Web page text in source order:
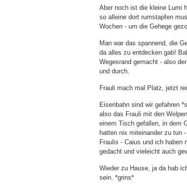
Aber noch ist die kleine Lumi
so alleine dort rumstapfen
Wochen - um die Gehege
Man war das spannend, die
da alles zu entdecken gab!
Wegesrand gemacht - also
und durch.
Frauli mach mal Platz, jetzt
Eisenbahn sind wir gefahren
also das Frauli mit den
einem Tisch gefallen, in dem
hatten nix miteinander zu tun
Fraulis - Caius und ich haben
gedacht und vieleicht auch
Wieder zu Hause, ja da hab
sein. *grins*